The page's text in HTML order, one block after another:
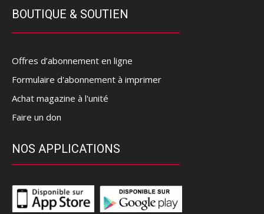
BOUTIQUE & SOUTIEN
Offres d’abonnement en ligne
Formulaire d'abonnement à imprimer
Achat magazine à l'unité
Faire un don
NOS APPLICATIONS